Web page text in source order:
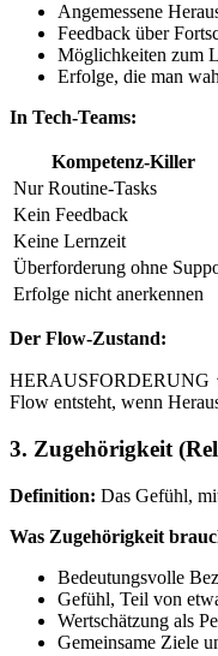
Angemessene
Feedback über
Möglichkeiten zum
Erfolge, die man
In Tech-Teams:
Kompetenz-Killer
Nur Routine-Tasks
Kein Feedback
Keine Lernzeit
Überforderung ohne
Erfolge nicht anerkennen
Der Flow-Zustand:
Flow entsteht, wenn
3. Zugehörigkeit
Definition: Das Gefühl,
Was Zugehörigkeit
Bedeutungsvolle
Gefühl, Teil von
Wertschätzung als
Gemeinsame Ziele